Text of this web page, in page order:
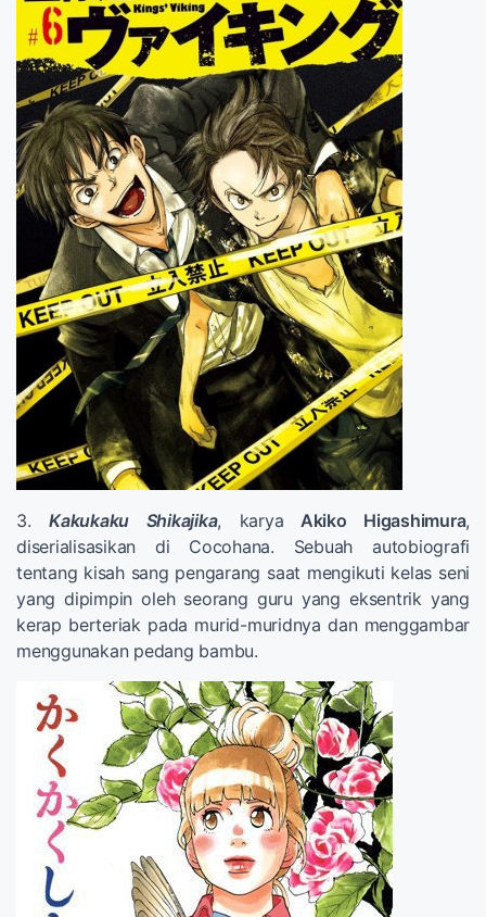
3. Kakukaku Shikajika, karya Akiko Higashimura,
diserialisasikan di Cocohana. Sebuah autobiografi
tentang kisah sang pengarang saat mengikuti kelas seni
yang dipimpin oleh seorang guru yang eksentrik yang
kerap berteriak pada murid-muridnya dan menggambar
menggunakan pedang bambu.